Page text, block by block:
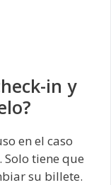
in y
en el caso
Solo tiene que
su billete.